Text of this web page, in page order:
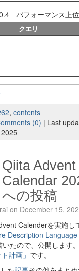
パフォーマンス上
クエリ
, contents
(0) | Last
Qiita Advent
Calendar
への投稿
on December 15,
Calenderを実施し
Description
いたので、公開します
計画」 です。